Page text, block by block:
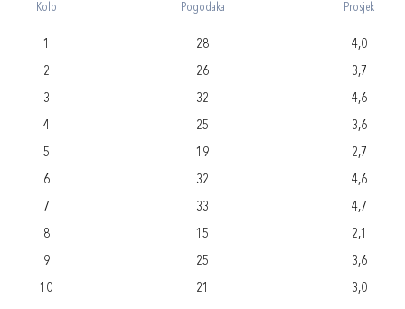
Kolo Pogodaka Prosjek
1 28
4,0
2
26
3,7
3
32
4,6
4
25
3,6
5
19
2,7
6
32
4,6
7
33
4,7
8
15
2,1
9
25
3,6
10
21 3,0